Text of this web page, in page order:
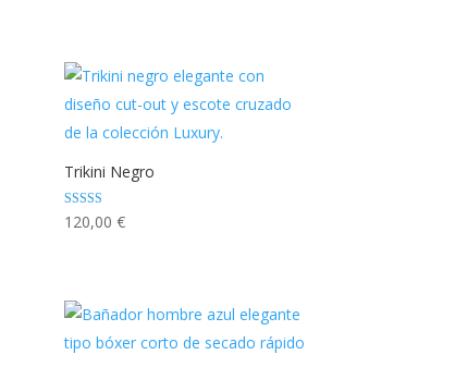
Trikini Negro
Valorado con
5.00
120,00€